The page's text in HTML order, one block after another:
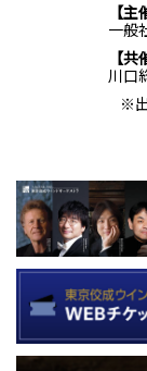
主
一般
共
川口
※